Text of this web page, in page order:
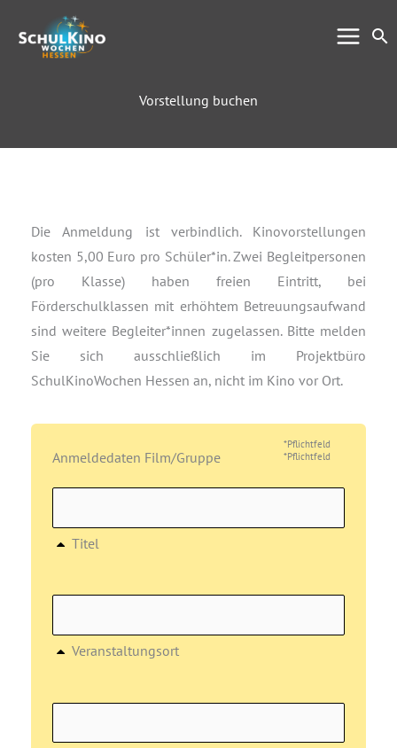
Inhalt
springen
Vorstellung buchen
Die Anmeldung ist verbindlich. Kinovorstellungen
kosten 5,00 Euro pro Schüler*in. Zwei Begleitpersonen
(pro Klasse) haben freien Eintritt, bei
Förderschulklassen mit erhöhtem Betreuungsaufwand
sind weitere Begleiter*innen zugelassen. Bitte melden
Sie sich ausschließlich im Projektbüro
SchulKinoWochen Hessen an, nicht im Kino vor Ort.
*Pflichtfeld
Anmeldedaten Film/Gruppe
Titel
Veranstaltungsort
*Pflichtfeld